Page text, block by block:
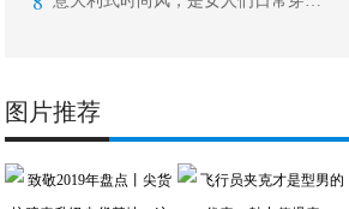
图片推荐